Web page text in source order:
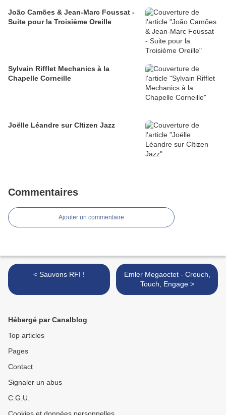
João Camões & Jean-Marc Foussat -
Suite pour la Troisième Oreille
Sylvain Rifflet Mechanics à la
Chapelle Corneille
Joëlle Léandre sur CItizen Jazz
Commentaires
Ajouter un commentaire
< Sauvons RFI !
Emler Megaoctet - Crouch,
Touch, Engage >
Hébergé par Canalblog
Top articles
Pages
Contact
Signaler un abus
C.G.U.